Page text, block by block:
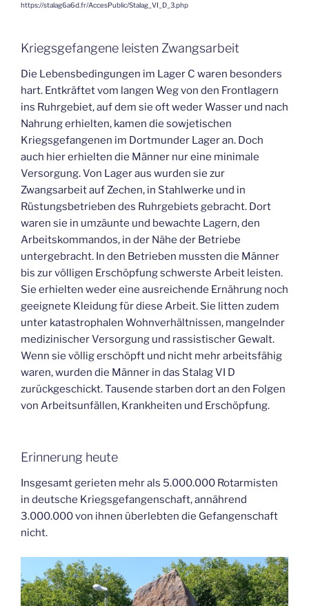
https://stalag6a6d.fr/AccesPublic/Stalag_VI_D_3.php
Kriegsgefangene leisten Zwangsarbeit
Die Lebensbedingungen im Lager C waren besonders
hart. Entkräftet vom langen Weg von den Frontlagern
ins Ruhrgebiet, auf dem sie oft weder Wasser und nach
Nahrung erhielten, kamen die sowjetischen
Kriegsgefangenen im Dortmunder Lager an. Doch
auch hier erhielten die Männer nur eine minimale
Versorgung. Von Lager aus wurden sie zur
Zwangsarbeit auf Zechen, in Stahlwerke und in
Rüstungsbetrieben des Ruhrgebiets gebracht. Dort
waren sie in umzäunte und bewachte Lagern, den
Arbeitskommandos, in der Nähe der Betriebe
untergebracht. In den Betrieben mussten die Männer
bis zur völligen Erschöpfung schwerste Arbeit leisten.
Sie erhielten weder eine ausreichende Ernährung noch
geeignete Kleidung für diese Arbeit. Sie litten zudem
unter katastrophalen Wohnverhältnissen, mangelnder
medizinischer Versorgung und rassistischer Gewalt.
Wenn sie völlig erschöpft und nicht mehr arbeitsfähig
waren, wurden die Männer in das Stalag VI D
zurückgeschickt. Tausende starben dort an den Folgen
von Arbeitsunfällen, Krankheiten und Erschöpfung.
Erinnerung heute
Insgesamt gerieten mehr als 5.000.000 Rotarmisten
in deutsche Kriegsgefangenschaft, annährend
3.000.000 von ihnen überlebten die Gefangenschaft
nicht.